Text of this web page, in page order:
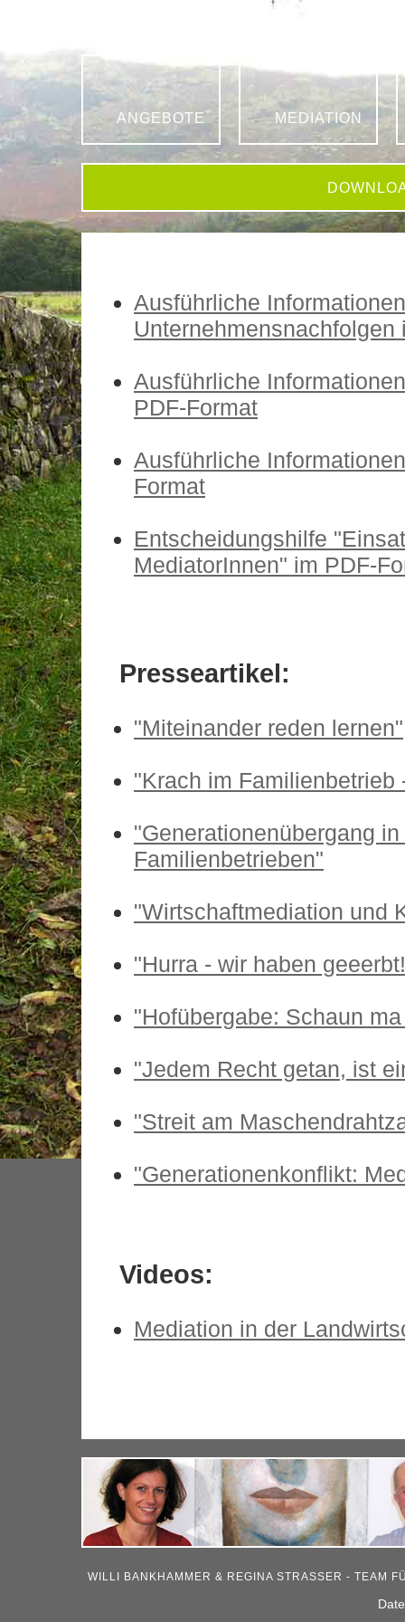
ANGEBOTE MEDIATION
Ausführliche
Unternehmensnachfolgen
Ausführliche
PDF-Format
Ausführliche
Format
Entscheidungshilfe
MediatorInnen" im PDF-
Presseartikel:
"Miteinander reden lernen"
"Krach im Familienbetrieb
"Generationenübergang
Familienbetrieben"
"Wirtschaftmediation und
"Hurra - wir haben
"Hofübergabe: Schaun
"Jedem Recht getan, ist
"Streit am
"Generationenkonflikt:
Videos:
Mediation in der
WILLI BANKHAMMER & REGINA STRASSER - TEAM